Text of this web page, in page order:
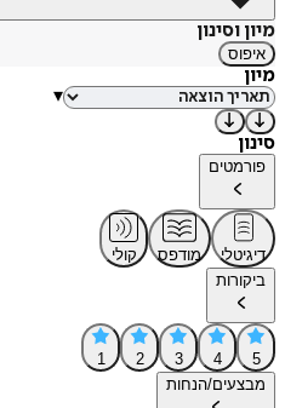
מיון וסינון
איפוס
מיון
▾
סינון
פורמטים
דיגיטלי מודפס
קולי
ביקורות
5
4
3
2
1
מבצעים/הנחות